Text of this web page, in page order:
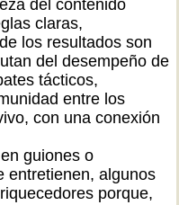
del contenido
claras,
los resultados son
del desempeño de
tácticos,
entre los
con una conexión
guiones o
entretienen, algunos
porque,